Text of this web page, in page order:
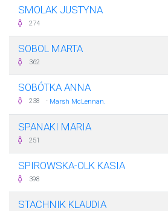
SMOLAK JUSTYNA
274
SOBOL MARTA
362
SOBÓTKA ANNA
238 · Marsh McLennan.
SPANAKI MARIA
251
SPIROWSKA-OLK KASIA
398
STACHNIK KLAUDIA